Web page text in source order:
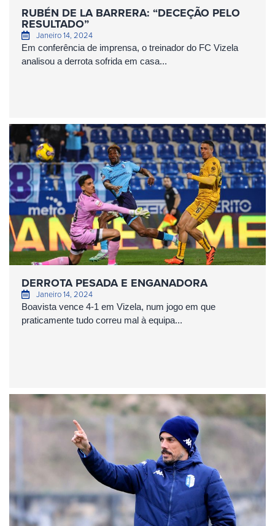
RUBÉN DE LA BARRERA: “DECEÇÃO PELO
RESULTADO”
Janeiro 14, 2024
Em conferência de imprensa, o treinador do FC Vizela
analisou a derrota sofrida em casa...
DERROTA PESADA E ENGANADORA
Janeiro 14, 2024
Boavista vence 4-1 em Vizela, num jogo em que
praticamente tudo correu mal à equipa...